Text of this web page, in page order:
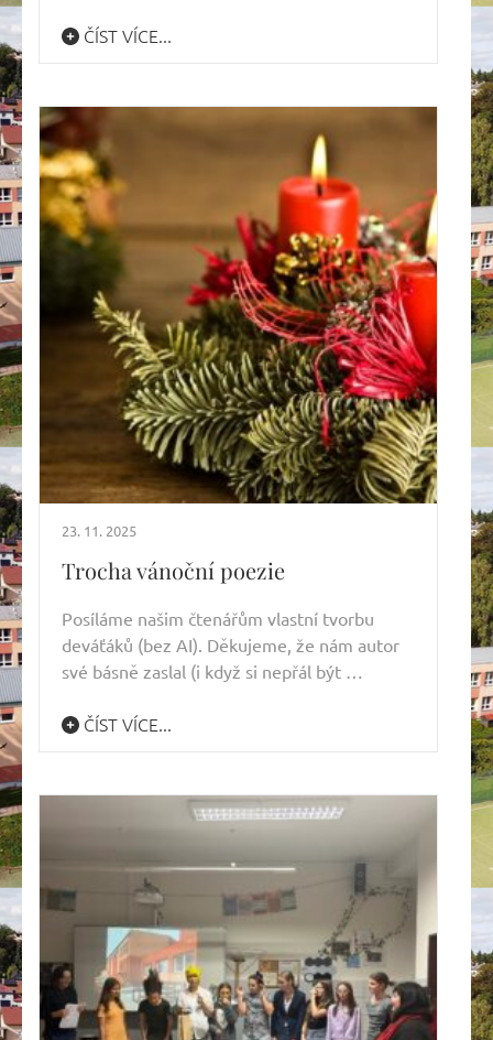
ČÍST VÍCE...
23. 11. 2025
Trocha vánoční poezie
Posíláme našim čtenářům vlastní tvorbu
deváťáků (bez AI). Děkujeme, že nám autor
své básně zaslal (i když si nepřál být …
ČÍST VÍCE...